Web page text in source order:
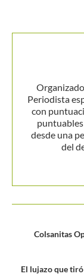
Periodista
con
desde una
del
Colsanitas
El lujazo que